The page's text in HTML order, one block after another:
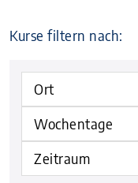
Kurse filtern nach:
Ort
Wochentage
Zeitraum